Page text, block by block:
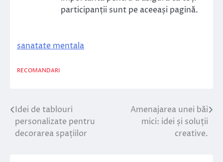
participanții sunt pe aceeași pagină.
sanatate mentala
RECOMANDARI
Navigare
în
Idei de tablouri
personalizate pentru
decorarea spațiilor
Amenajarea unei băi
mici: idei și soluții
creative.